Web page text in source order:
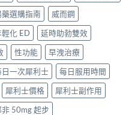
選購指南
威而鋼
輕化 ED
延時助勃雙效
性功能
早洩治療
日一次犀利士
每日服用時間
犀利士價格
犀利士副作用
50mg 起步